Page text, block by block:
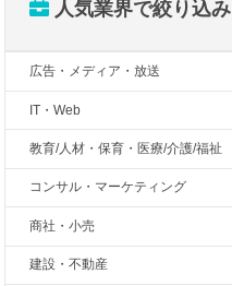
人気業界で絞り込み
広告・メディア・放送
IT・Web
教育/人材・保育・医療/介護/福祉
コンサル・マーケティング
商社・小売
建設・不動産